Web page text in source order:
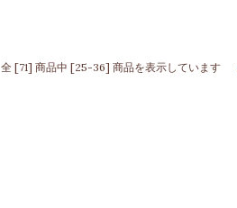
全 [71] 商品中 [25-36] 商品を表示しています